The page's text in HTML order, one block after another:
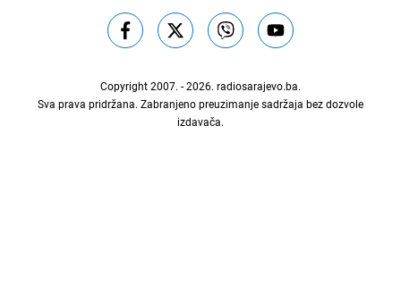
Copyright 2007. - 2026. radiosarajevo.ba.
Sva prava pridržana. Zabranjeno preuzimanje sadržaja bez dozvole
izdavača.